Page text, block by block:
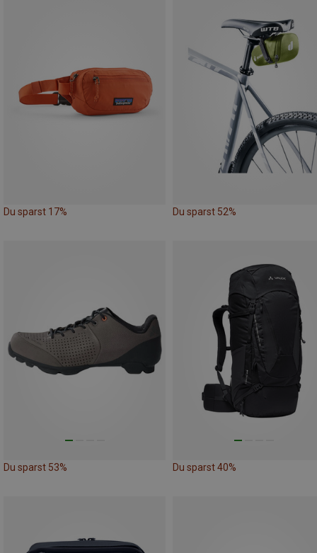
Du sparst 17% Du sparst 52%
Du sparst 53% Du sparst 40%